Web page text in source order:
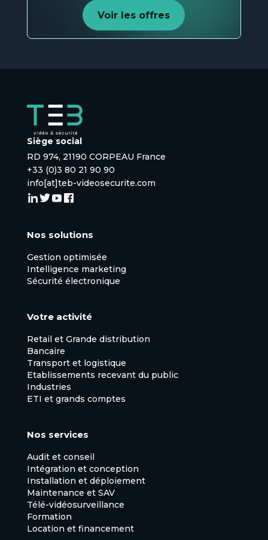
Voir les offres
Siège social
RD 974, 21190 CORPEAU France
+33 (0)3 80 21 90 90
info[at]teb-videosecurite.com
Nos solutions
Gestion optimisée
Intelligence marketing
Sécurité électronique
Votre activité
Retail et Grande distribution
Bancaire
Transport et logistique
Etablissements recevant du public
Industries
ETI et grands comptes
Nos services
Audit et conseil
Intégration et conception
Installation et déploiement
Maintenance et SAV
Télé-vidéosurveillance
Formation
Location et financement